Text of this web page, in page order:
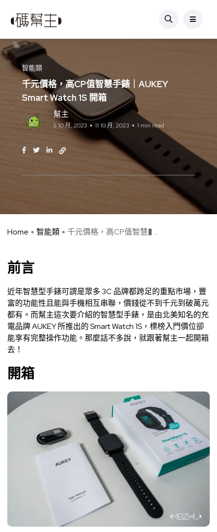
智能類
千元價格，高CP值智慧手錶｜AUKEY
Smart Watch 1S 開箱
幫主
5 10 月, 2023 11 10 月, 2023 1 min read
Home 智能類 千元價格，高CP值智慧� ...
前言
近年智慧型手錶可謂是眾多 3C 品牌都跨足的重點市場，豐
富的功能性且能與手機相互串聯，價錢從不到千元到破萬元
都有。而幫主這次要介紹的智慧型手錶，是由北美知名的充
電品牌 AUKEY 所推出的 Smart Watch 1S，標榜入門價位卻
能享有完整操作功能。那麼話不多說，就跟著幫主一起開箱
去！
開箱